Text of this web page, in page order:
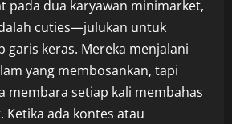
pada dua karyawan minimarket,
cuties—julukan untuk
garis keras. Mereka menjalani
yang membosankan, tapi
membara setiap kali membahas
ada kontes atau